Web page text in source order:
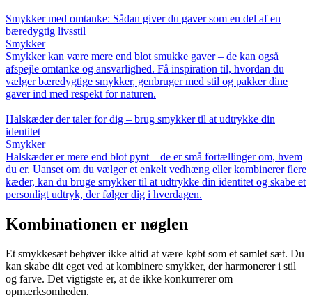
Smykker med omtanke: Sådan giver du gaver som en del af en
bæredygtig livsstil
Smykker
Smykker kan være mere end blot smukke gaver – de kan også
afspejle omtanke og ansvarlighed. Få inspiration til, hvordan du
vælger bæredygtige smykker, genbruger med stil og pakker dine
gaver ind med respekt for naturen.
Halskæder der taler for dig – brug smykker til at udtrykke din
identitet
Smykker
Halskæder er mere end blot pynt – de er små fortællinger om, hvem
du er. Uanset om du vælger et enkelt vedhæng eller kombinerer flere
kæder, kan du bruge smykker til at udtrykke din identitet og skabe et
personligt udtryk, der følger dig i hverdagen.
Kombinationen er nøglen
Et smykkesæt behøver ikke altid at være købt som et samlet sæt. Du
kan skabe dit eget ved at kombinere smykker, der harmonerer i stil
og farve. Det vigtigste er, at de ikke konkurrerer om
opmærksomheden.